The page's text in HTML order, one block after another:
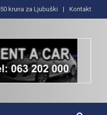
50 kruna za Ljubuški Kontakt